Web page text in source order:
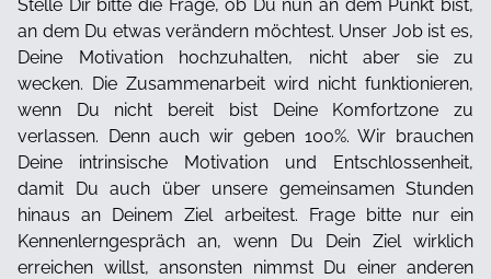
Stelle Dir bitte die Frage, ob Du nun an dem Punkt bist,
an dem Du etwas verändern möchtest. Unser Job ist es,
Deine Motivation hochzuhalten, nicht aber sie zu
wecken. Die Zusammenarbeit wird nicht funktionieren,
wenn Du nicht bereit bist Deine Komfortzone zu
verlassen. Denn auch wir geben 100%. Wir brauchen
Deine intrinsische Motivation und Entschlossenheit,
damit Du auch über unsere gemeinsamen Stunden
hinaus an Deinem Ziel arbeitest. Frage bitte nur ein
Kennenlerngespräch an, wenn Du Dein Ziel wirklich
erreichen willst, ansonsten nimmst Du einer anderen